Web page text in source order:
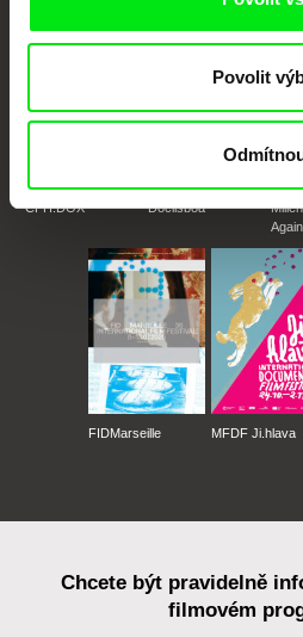
Povolit
CPH:DOX Doclisboa
FIDMarseille MFDF Ji.hlava
Chcete být pravidelně
filmovém